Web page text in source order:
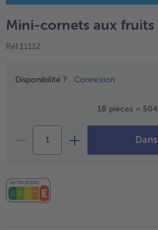
TousUstensiles de cuisine
Tousbofrost*free
Tousbofrost*plus.
Alternatives végétale
Mini-cornets aux fruits
Réf.11112
Prix
Disponibilité ? Connexion
18 pièces =